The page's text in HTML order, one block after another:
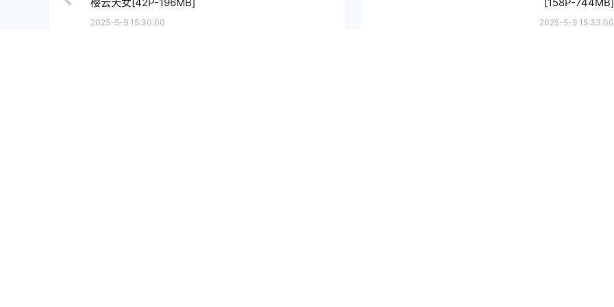
2025-5-9 15:30:00 2025-5-9 15:33:00